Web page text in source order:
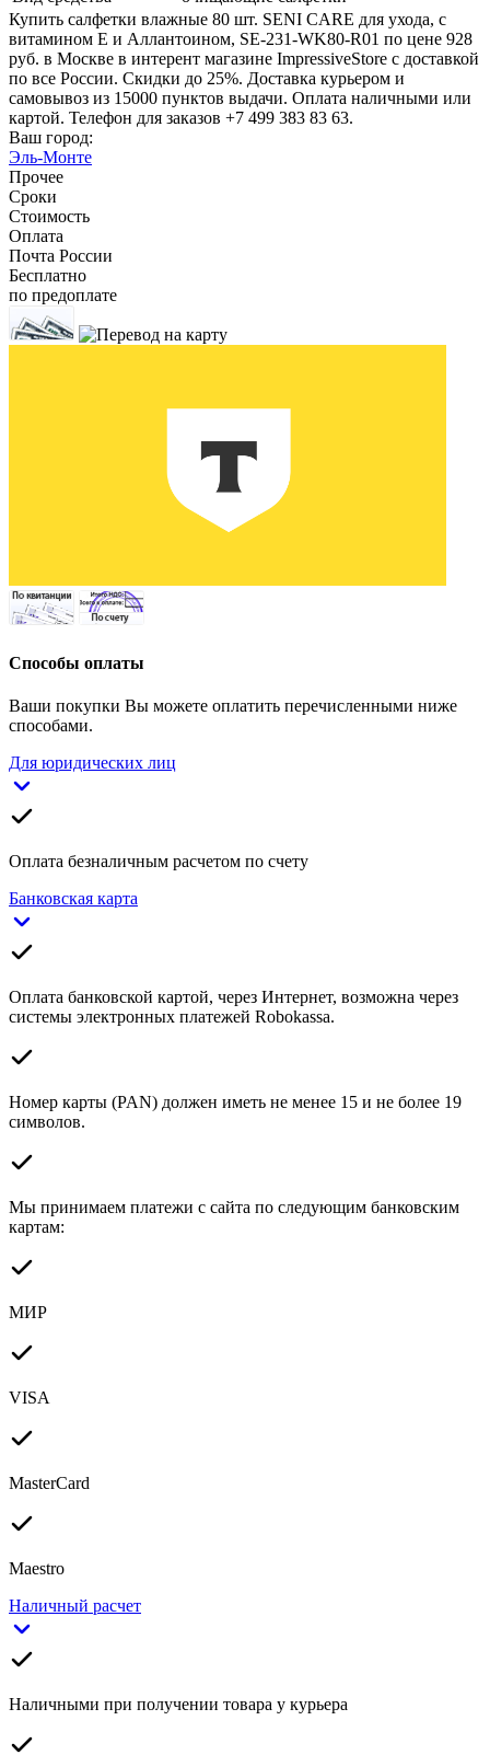
Купить салфетки влажные 80 шт. SENI CARE для ухода, с
витамином Е и Аллантоином, SE-231-WK80-R01 по цене 928
руб. в Москве в интерент магазине ImpressiveStore с доставкой
по все России. Скидки до 25%. Доставка курьером и
самовывоз из 15000 пунктов выдачи. Оплата наличными или
картой. Телефон для заказов +7 499 383 83 63.
Ваш город:
Эль-Монте
Прочее
Сроки
Стоимость
Оплата
Почта России
Бесплатно
по предоплате
Способы оплаты
Ваши покупки Вы можете оплатить перечисленными ниже
способами.
Для юридических лиц
Оплата безналичным расчетом по счету
Банковская карта
Оплата банковской картой, через Интернет, возможна через
системы электронных платежей Robokassa.
Номер карты (PAN) должен иметь не менее 15 и не более 19
символов.
Мы принимаем платежи с сайта по следующим банковским
картам:
МИР
VISA
MasterCard
Maestro
Наличный расчет
Наличными при получении товара у курьера